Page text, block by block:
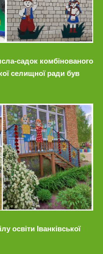
садок комбінованого
селищної ради був
освіти Іванківської